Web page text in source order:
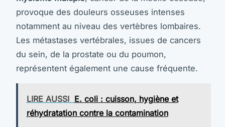
provoque des douleurs osseuses intenses
notamment au niveau des vertèbres lombaires.
Les métastases vertébrales, issues de cancers
du sein, de la prostate ou du poumon,
représentent également une cause fréquente.
LIRE AUSSI E. coli : cuisson, hygiène et
réhydratation contre la contamination